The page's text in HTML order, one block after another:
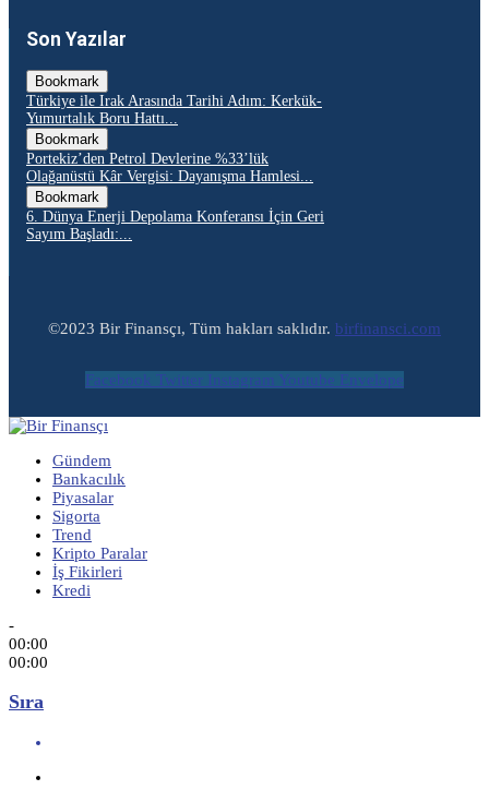
Son Yazılar
Bookmark
Türkiye ile Irak Arasında Tarihi Adım: Kerkük-
Yumurtalık Boru Hattı...
Bookmark
Portekiz’den Petrol Devlerine %33’lük
Olağanüstü Kâr Vergisi: Dayanışma Hamlesi...
Bookmark
6. Dünya Enerji Depolama Konferansı İçin Geri
Sayım Başladı:...
©2023 Bir Finansçı, Tüm hakları saklıdır. birfinansci.com
Facebook Twitter Instagram Youtube Envelope
Gündem
Bankacılık
Piyasalar
Sigorta
Trend
Kripto Paralar
İş Fikirleri
Kredi
-
00:00
00:00
Sıra